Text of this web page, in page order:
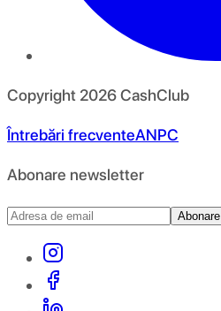
Copyright 2026CashClub
Întrebări frecventeANPC
Abonare newsletter
Abonare